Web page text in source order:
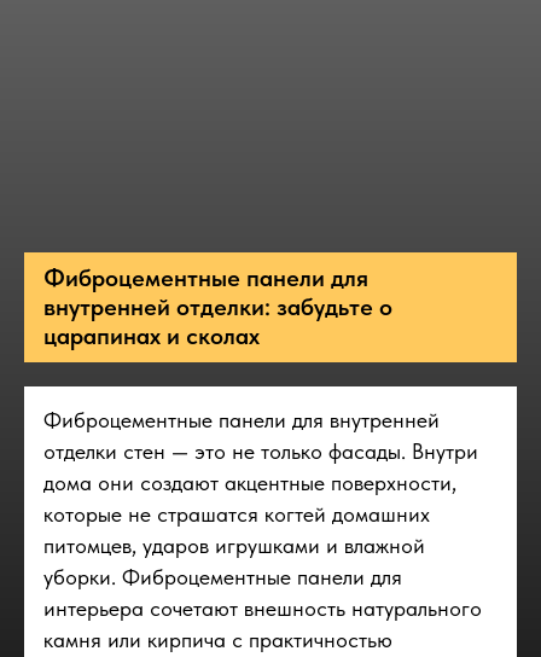
Фиброцементные панели для
внутренней отделки: забудьте о
царапинах и сколах
Фиброцементные панели для внутренней
отделки стен — это не только фасады. Внутри
дома они создают акцентные поверхности,
которые не страшатся когтей домашних
питомцев, ударов игрушками и влажной
уборки. Фиброцементные панели для
интерьера сочетают внешность натурального
камня или кирпича с практичностью